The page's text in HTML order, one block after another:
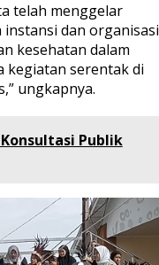
telah menggelar
dan organisasi
kesehatan dalam
kegiatan serentak di
ungkapnya.
Konsultasi Publik